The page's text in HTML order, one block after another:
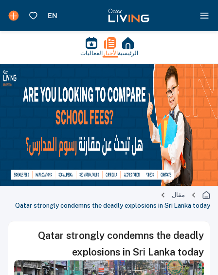
الرئيسية الأخبار الفعاليات
مقال
Qatar strongly condemns the deadly explosions in Sri Lanka today
Qatar strongly condemns the deadly
explosions in Sri Lanka today